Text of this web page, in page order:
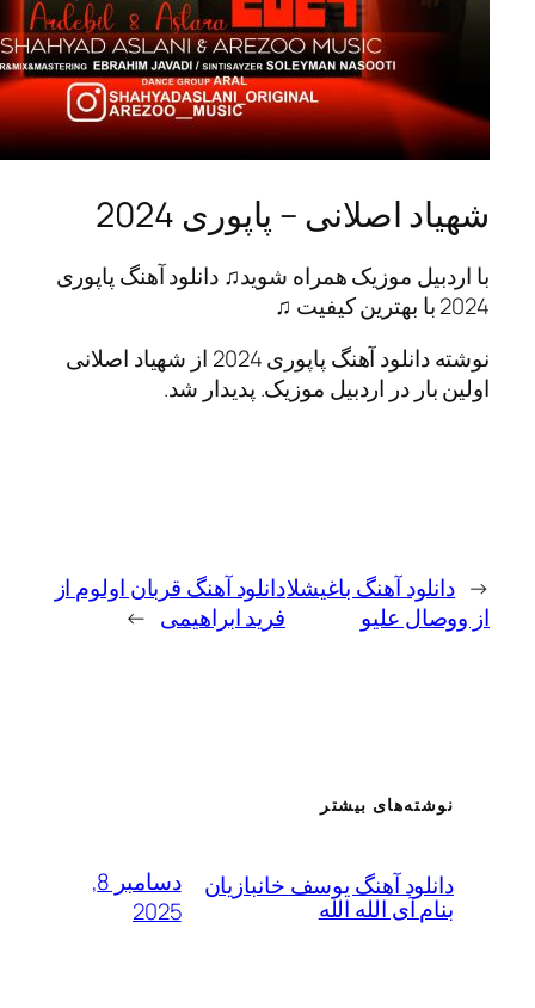
اصلانی – پاپوری 2024
موزیک همراه شوید♫ دانلود آهنگ پاپوری
نوشته دانلود آهنگ پاپوری 2024 از شهیاد اصلانی
در اردبیل موزیک. پدیدار شد.
آهنگ باغیشلا
علیو
دانلود آهنگ قربان اولوم از
فرید ابراهیمی →
بیشتر
آهنگ یوسف خانبازیان
آی الله الله